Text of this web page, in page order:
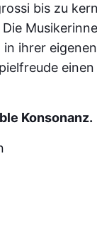
bis zu
ihrer
Konsonanz.